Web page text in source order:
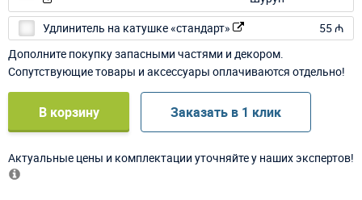
Удлинитель на катушке «стандарт»
55 ₼
Дополните покупку запасными частями и декором.
Сопутствующие товары и аксессуары оплачиваются отдельно!
В корзину Заказать в 1 клик
Актуальные цены и комплектации уточняйте у наших экспертов!